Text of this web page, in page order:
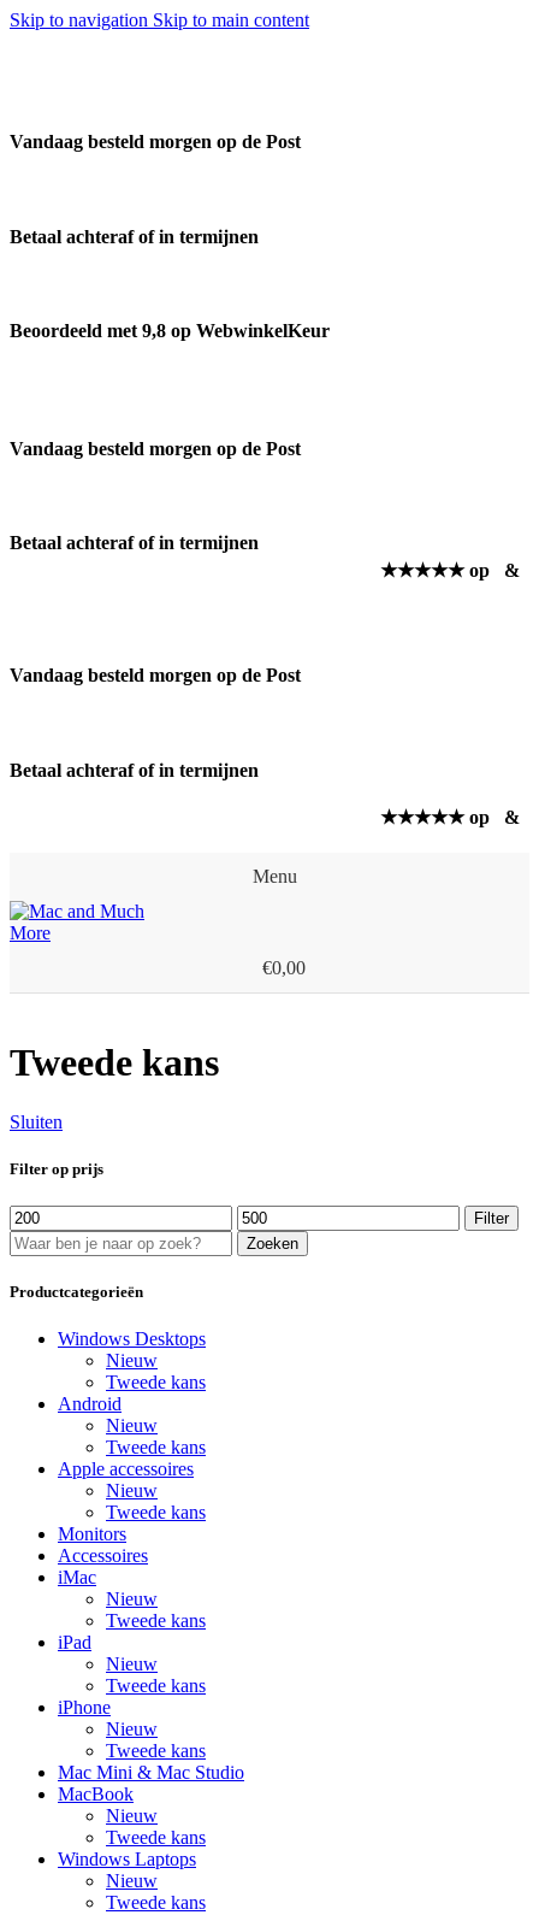
Skip to navigation Skip to main content
Vandaag besteld morgen op de Post
Betaal achteraf of in termijnen
Beoordeeld met 9,8 op WebwinkelKeur
Vandaag besteld morgen op de Post
Betaal achteraf of in termijnen
★★★★★ op
&
Vandaag besteld morgen op de Post
Betaal achteraf of in termijnen
★★★★★ op &
Menu
€0,00
Tweede kans
Sluiten
Filter op prijs
Min.
prijs
Max.
prijs
Filter
Zoeken
Productcategorieën
Windows Desktops
Nieuw
Tweede kans
Android
Nieuw
Tweede kans
Apple accessoires
Nieuw
Tweede kans
Monitors
Accessoires
iMac
Nieuw
Tweede kans
iPad
Nieuw
Tweede kans
iPhone
Nieuw
Tweede kans
Mac Mini & Mac Studio
MacBook
Nieuw
Tweede kans
Windows Laptops
Nieuw
Tweede kans